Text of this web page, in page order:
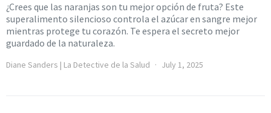
¿Crees que las naranjas son tu mejor opción de fruta? Este
superalimento silencioso controla el azúcar en sangre mejor
mientras protege tu corazón. Te espera el secreto mejor
guardado de la naturaleza.
Diane Sanders | La Detective de la Salud July 1, 2025